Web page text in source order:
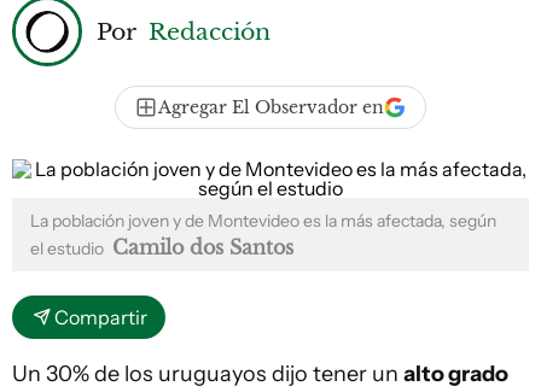
Por Redacción
Agregar El Observador en
La población joven y de Montevideo es la más afectada, según
el estudio Camilo dos Santos
Compartir
Un 30% de los uruguayos dijo tener un alto grado